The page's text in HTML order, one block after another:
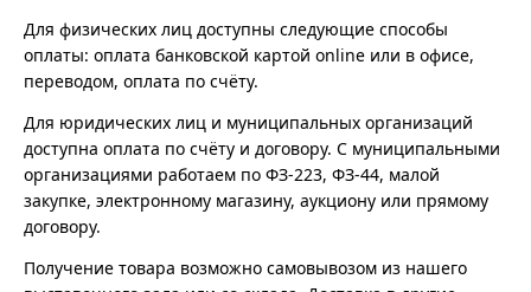
Для физических лиц доступны следующие способы
оплаты: оплата банковской картой online или в офисе,
переводом, оплата по счёту.
Для юридических лиц и муниципальных организаций
доступна оплата по счёту и договору. С муниципальными
организациями работаем по ФЗ-223, ФЗ-44, малой
закупке, электронному магазину, аукциону или прямому
договору.
Получение товара возможно самовывозом из нашего